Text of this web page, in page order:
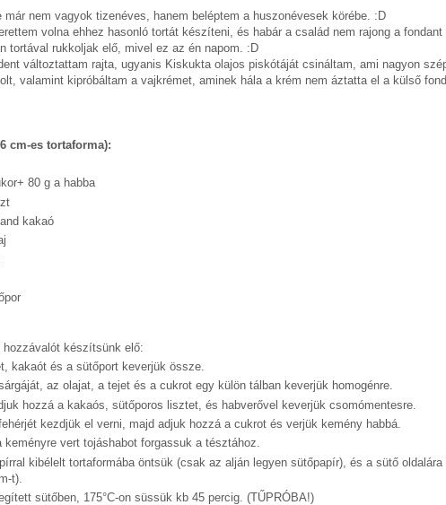
már nem vagyok tizenéves, hanem beléptem a huszonévesek körébe. :D
volna ehhez hasonló tortát készíteni, és habár a család nem rajong a
tortával rukkoljak elő, mivel ez az én napom. :D
változtattam rajta, ugyanis Kiskukta olajos piskótáját csináltam, ami nagyon
valamint kipróbáltam a vajkrémet, aminek hála a krém nem áztatta el a külső
cm-es tortaforma):
80 g a habba
kakaó
hozzávalót készítsünk elő:
kakaót és a sütőport keverjük össze.
az olajat, a tejet és a cukrot egy külön tálban keverjük homogénre.
hozzá a kakaós, sütőporos lisztet, és habverővel keverjük csomómentesre.
kezdjük el verni, majd adjuk hozzá a cukrot és verjük kemény habbá.
keményre vert tojáshabot forgassuk a tésztához.
kibélelt tortaformába öntsük (csak az alján legyen sütőpapír), és a sütő
t).
sütőben, 175°C-on süssük kb 45 percig. (TŰPRÓBA!)